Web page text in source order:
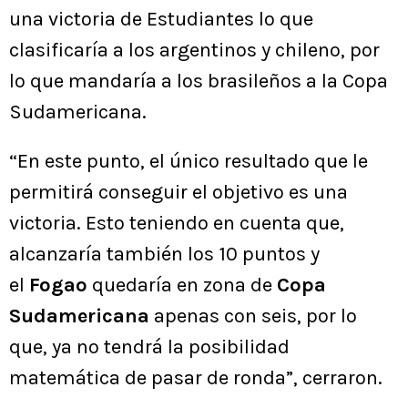
una victoria de Estudiantes lo que
clasificaría a los argentinos y chileno, por
lo que mandaría a los brasileños a la Copa
Sudamericana.
“En este punto, el único resultado que le
permitirá conseguir el objetivo es una
victoria. Esto teniendo en cuenta que,
alcanzaría también los 10 puntos y
el Fogao quedaría en zona de Copa
Sudamericana apenas con seis, por lo
que, ya no tendrá la posibilidad
matemática de pasar de ronda”, cerraron.